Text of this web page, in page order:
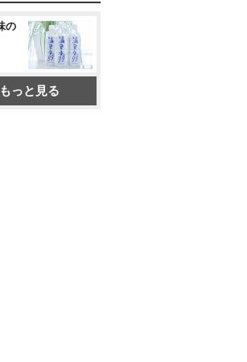
の
っと見る